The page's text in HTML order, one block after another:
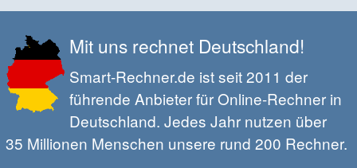
Mit uns rechnet Deutschland!
Smart-Rechner.de ist seit 2011 der
führende Anbieter für Online-Rechner in
Deutschland. Jedes Jahr nutzen über
35 Millionen Menschen unsere rund 200 Rechner.